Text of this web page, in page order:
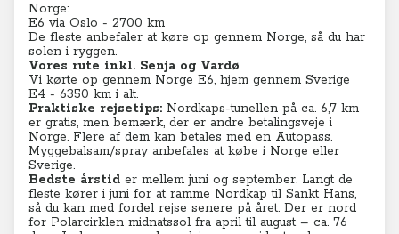
Norge:
E6 via Oslo - 2700 km
De fleste anbefaler at køre op gennem Norge, så du har
solen i ryggen.
Vores rute inkl. Senja og Vardø
Vi kørte op gennem Norge E6, hjem gennem Sverige
E4 - 6350 km i alt.
Praktiske rejsetips: Nordkaps-tunellen på ca. 6,7 km
er gratis, men bemærk, der er andre betalingsveje i
Norge. Flere af dem kan betales med en Autopass.
Myggebalsam/spray anbefales at købe i Norge eller
Sverige.
Bedste årstid er mellem juni og september. Langt de
fleste kører i juni for at ramme Nordkap til Sankt Hans,
så du kan med fordel rejse senere på året. Der er nord
for Polarcirklen midnatssol fra april til august – ca. 76